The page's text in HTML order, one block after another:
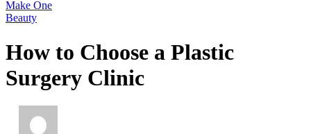
Make One
Beauty
How to Choose a Plastic
Surgery Clinic